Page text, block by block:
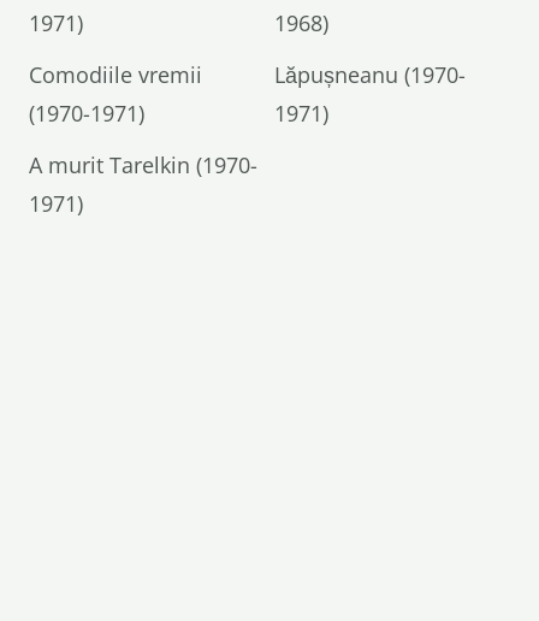
1971)
1968)
Comodiile vremii
(1970-1971)
Lăpușneanu (1970-
1971)
A murit Tarelkin (1970-
1971)